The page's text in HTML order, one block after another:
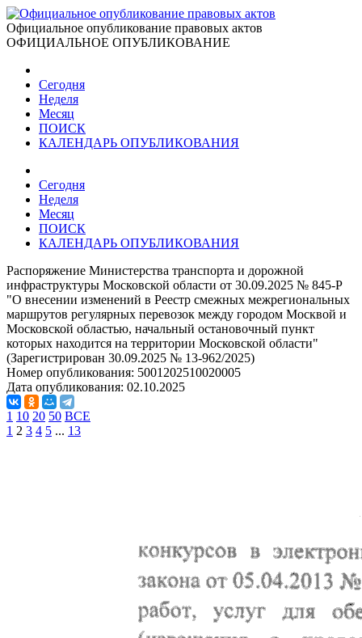
Официальное опубликование правовых актов
ОФИЦИАЛЬНОЕ ОПУБЛИКОВАНИЕ
Сегодня
Неделя
Месяц
ПОИСК
КАЛЕНДАРЬ ОПУБЛИКОВАНИЯ
Сегодня
Неделя
Месяц
ПОИСК
КАЛЕНДАРЬ ОПУБЛИКОВАНИЯ
Распоряжение Министерства транспорта и дорожной
инфраструктуры Московской области от 30.09.2025 № 845-Р
"О внесении изменений в Реестр смежных межрегиональных
маршрутов регулярных перевозок между городом Москвой и
Московской областью, начальный остановочный пункт
которых находится на территории Московской области"
(Зарегистрирован 30.09.2025 № 13-962/2025)
Номер опубликования: 5001202510020005
Дата опубликования: 02.10.2025
1 10 20 50 ВСЕ
1 2 3 4 5 ... 13